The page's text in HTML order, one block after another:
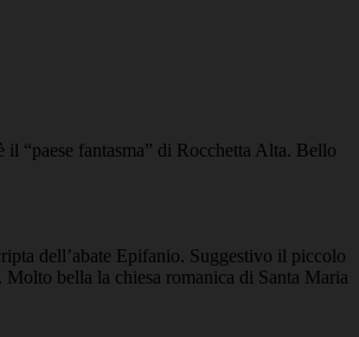
“paese fantasma” di Rocchetta Alta. Bello
dell’abate Epifanio. Suggestivo il piccolo
bella la chiesa romanica di Santa Maria